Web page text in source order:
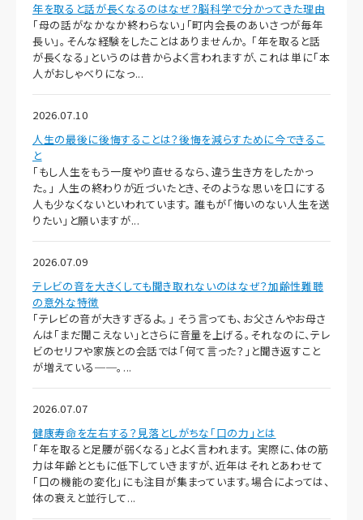
年を取ると話が長くなるのはなぜ？脳科学で分かってきた理由
「母の話がなかなか終わらない」「町内会長のあいさつが毎年
長い」。そんな経験をしたことはありませんか。 「年を取ると話
が長くなる」というのは昔からよく言われますが、これは単に「本
人がおしゃべりになっ...
2026.07.10
人生の最後に後悔することは？後悔を減らすために今できるこ
と
「もし人生をもう一度やり直せるなら、違う生き方をしたかっ
た。」 人生の終わりが近づいたとき、そのような思いを口にする
人も少なくないといわれています。 誰もが「悔いのない人生を送
りたい」と願いますが...
2026.07.09
テレビの音を大きくしても聞き取れないのはなぜ？加齢性難聴
の意外な特徴
「テレビの音が大きすぎるよ。」 そう言っても、お父さんやお母さ
んは「まだ聞こえない」とさらに音量を上げる。それなのに、テレ
ビのセリフや家族との会話では「何て言った？」と聞き返すこと
が増えている──。...
2026.07.07
健康寿命を左右する？見落としがちな「口の力」とは
「年を取ると足腰が弱くなる」とよく言われます。 実際に、体の筋
力は年齢とともに低下していきますが、近年はそれとあわせて
「口の機能の変化」にも注目が集まっています。場合によっては、
体の衰えと並行して...